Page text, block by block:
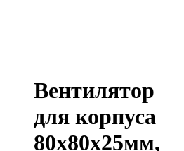
Вентилятор
для корпуса
80х80х25мм,